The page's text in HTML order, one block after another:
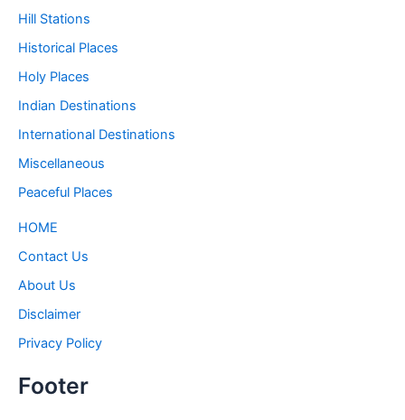
Hill Stations
Historical Places
Holy Places
Indian Destinations
International Destinations
Miscellaneous
Peaceful Places
HOME
Contact Us
About Us
Disclaimer
Privacy Policy
Footer